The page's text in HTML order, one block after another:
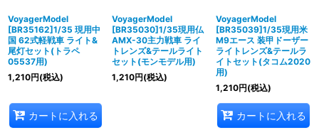
VoyagerModel
[BR35162]1/35 現用中
国 62式軽戦車 ライト&
尾灯セット(トラペ
05537用)
1,210円(税込)
カートに入れる
VoyagerModel
[BR35030]1/35現用仏
AMX-30主力戦車 ライ
トレンズ&テールライト
セット(モンモデル用)
1,210円(税込)
VoyagerModel
[BR35039]1/35現用米
M9エース 装甲ドーザー
ライトレンズ&テールラ
イトセット(タコム2020
用)
1,210円(税込)
カートに入れる